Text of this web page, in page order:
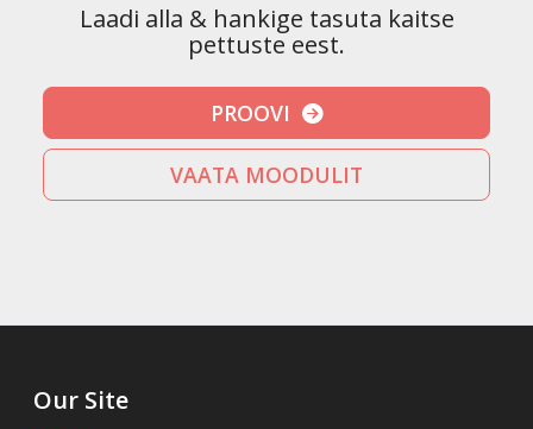
Laadi alla & hankige tasuta kaitse
pettuste eest.
PROOVI
VAATA MOODULIT
Our Site